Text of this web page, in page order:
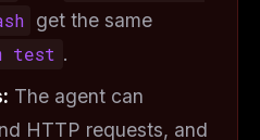
get the same
test .
The agent can
HTTP requests, and